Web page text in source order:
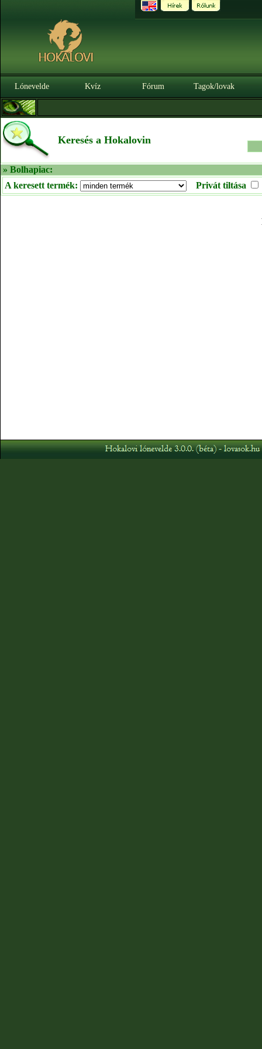
Lónevelde Kvíz Fórum Tagok/lovak
Keresés a Hokalovin
» Bolhapiac:
A keresett termék:
Privát tiltása